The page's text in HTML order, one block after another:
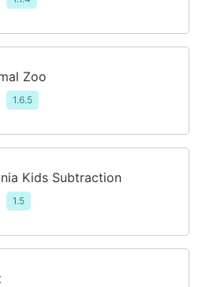
Zoo
1.6.5
Kids Subtraction
1.5